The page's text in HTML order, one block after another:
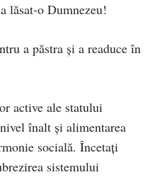
lăsat-o Dumnezeu!
a păstra și a readuce în
active ale statului
înalt și alimentarea
socială. Încetați
sistemului